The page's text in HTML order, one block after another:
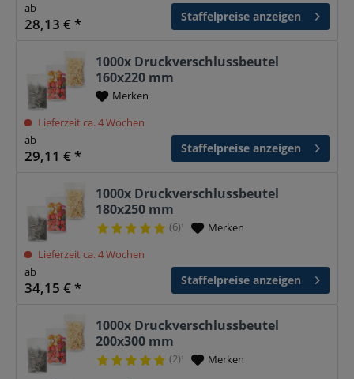
ab
28,13 € * Staffelpreise anzeigen
1000x Druckverschlussbeutel
160x220 mm
Merken
Lieferzeit ca. 4 Wochen
ab
29,11 € * Staffelpreise anzeigen
1000x Druckverschlussbeutel
180x250 mm
(6)¹ Merken
Lieferzeit ca. 4 Wochen
ab
34,15 € * Staffelpreise anzeigen
1000x Druckverschlussbeutel
200x300 mm
(2)¹ Merken